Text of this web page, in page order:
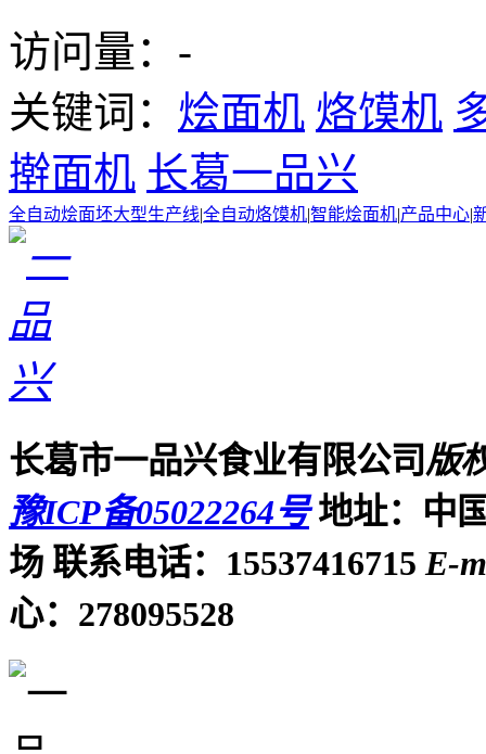
访问量： -
关键词： 烩面机 烙馍机
擀面机 长葛一品兴
全自动烩面坯大型生产线|全自动烙馍机|智能烩面机|产品中心|
长葛市一品兴食业有限公司版
豫ICP备05022264号 地址：中
场 联系电话：15537416715 E-
心：278095528